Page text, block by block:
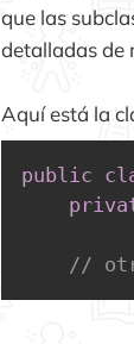
que las
detalladas de
Aquí está la
public
//